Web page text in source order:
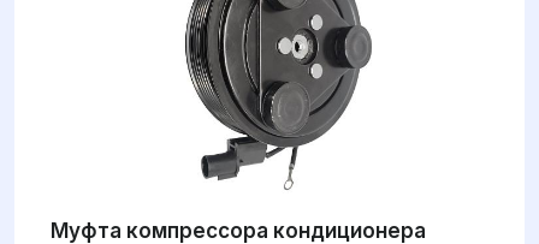
Муфта компрессора кондиционера